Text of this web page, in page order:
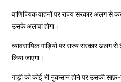
वाणिज्यिक वाहनों पर राज्य सरकार अलग से
उसके अलावा होगा।
व्यावसायिक गाड़ियों पर राज्य सरकार अलग
लिया जाएगा।
गाड़ी को कोई भी नुकसान होने पर उसकी